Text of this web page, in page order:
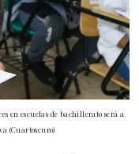
en escuelas de bachillerato será a
(Cuartoscuro)